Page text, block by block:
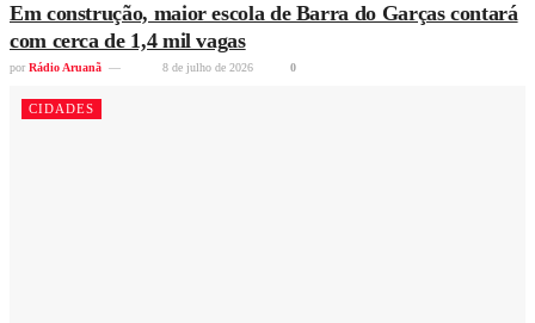
Em construção, maior escola de Barra do Garças contará
com cerca de 1,4 mil vagas
por Rádio Aruanã 8 de julho de 2026 0
CIDADES